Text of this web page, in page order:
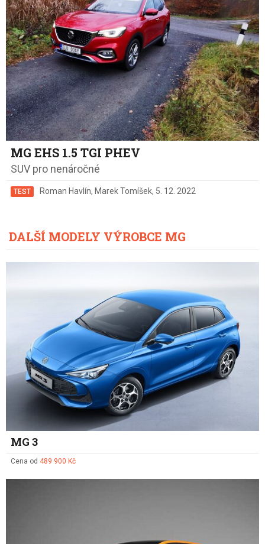
MG EHS 1.5 TGI PHEV
SUV pro nenáročné
TEST Roman Havlín, Marek Tomíšek, 5. 12. 2022
DALŠÍ MODELY VÝROBCE MG
MG 3
Cena od 489 900 Kč